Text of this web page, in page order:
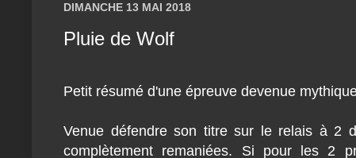
DIMANCHE 13 MAI 2018
Pluie de Wolf
Petit résumé d'une épreuve devenue
Venue défendre son titre sur le relais à 2
complètement remaniées. Si pour les 2